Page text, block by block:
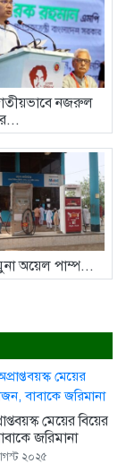
গলা...
গ্রেফতার করে...
নজরুল
অয়েল পাম্প...
মেয়ের বিয়ের
জরিমানা
২০২৫